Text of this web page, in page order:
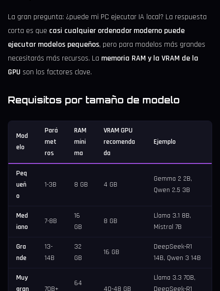
La gran pregunta: ¿puede mi PC ejecutar IA local? La respuesta
corta es que casi cualquier ordenador moderno puede
ejecutar modelos pequeños, pero para modelos más grandes
necesitarás más recursos. La memoria RAM y la VRAM de la
GPU son los factores clave.
Requisitos por tamaño de modelo
Mod
elo
Pará
met
ros
RAM
míni
ma
VRAM GPU
recomenda
da
Ejemplo
Peq
ueñ
o
1-3B 8 GB 4 GB
Gemma 2 2B,
Qwen 2.5 3B
Med
iano
7-8B
16
GB
8 GB
Llama 3.1 8B,
Mistral 7B
Gra
nde
13-
14B
32
GB
16 GB
DeepSeek-R1
14B, Qwen 3 14B
Muy
gran
70B+
64
40-48 GB
Llama 3.3 70B,
DeepSeek-R1